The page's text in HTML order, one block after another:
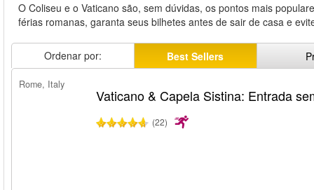
O Coliseu e o Vaticano são, sem dúvidas, os pontos mais
férias romanas, garanta seus bilhetes antes de sair de casa e
Ordenar por: Best Sellers
Rome, Italy
Vaticano & Capela Sistina: Entrada
(22)